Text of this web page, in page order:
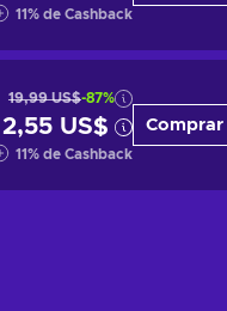
11% de Cashback
19,99 US$-87%
2,55 US$
11% de Cashback
Comprar